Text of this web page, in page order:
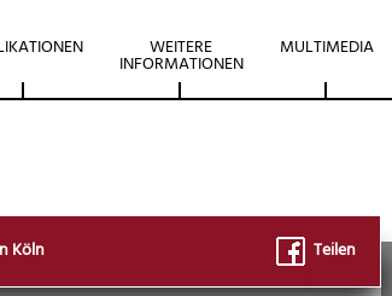
WEITERE
INFORMATIONEN
MULTIMEDIA
Köln Teilen